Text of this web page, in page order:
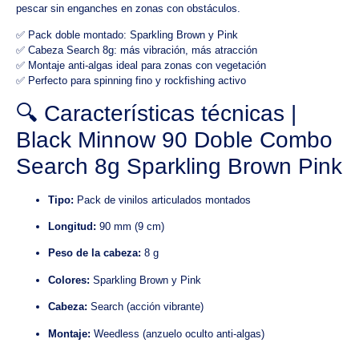
pescar sin enganches en zonas con obstáculos.
✅ Pack doble montado: Sparkling Brown y Pink
✅ Cabeza Search 8g: más vibración, más atracción
✅ Montaje anti-algas ideal para zonas con vegetación
✅ Perfecto para spinning fino y rockfishing activo
🔍 Características técnicas |
Black Minnow 90 Doble Combo
Search 8g Sparkling Brown Pink
Tipo: Pack de vinilos articulados montados
Longitud: 90 mm (9 cm)
Peso de la cabeza: 8 g
Colores: Sparkling Brown y Pink
Cabeza: Search (acción vibrante)
Montaje: Weedless (anzuelo oculto anti-algas)